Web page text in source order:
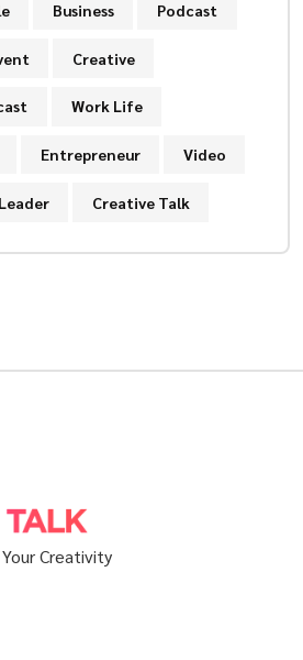
Business Podcast
Creative
Work Life
Entrepreneur Video
Leader Creative Talk
Creativity